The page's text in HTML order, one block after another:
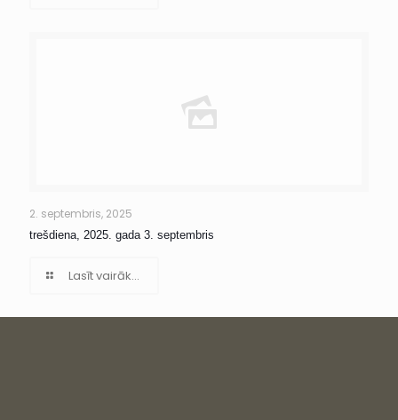
2. septembris, 2025
trešdiena, 2025. gada 3. septembris
Lasīt vairāk...